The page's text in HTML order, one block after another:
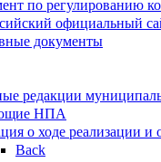
по регулированию
официальный
документы
редакции
НПА
о ходе реализации
Back